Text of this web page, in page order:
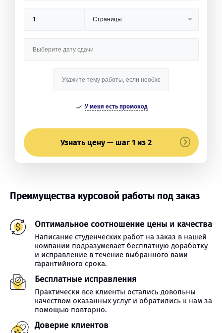
У меня есть промокод
Узнать цену — шаг 1 из 2
Преимущества курсовой работы под заказ
Оптимальное соотношение цены и качества
Написание студенческих работ на заказ в нашей
компании подразумевает бесплатную доработку
и исправление в течение выбранного вами
гарантийного срока.
Бесплатные исправления
Практически все клиенты остались довольны
качеством оказанных услуг и обратились к нам за
помощью повторно.
Доверие клиентов